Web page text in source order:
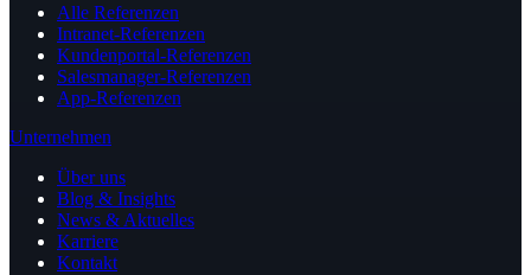
Alle Referenzen
Intranet-Referenzen
Kundenportal-Referenzen
Salesmanager-Referenzen
App-Referenzen
Unternehmen
Über uns
Blog & Insights
News & Aktuelles
Karriere
Kontakt